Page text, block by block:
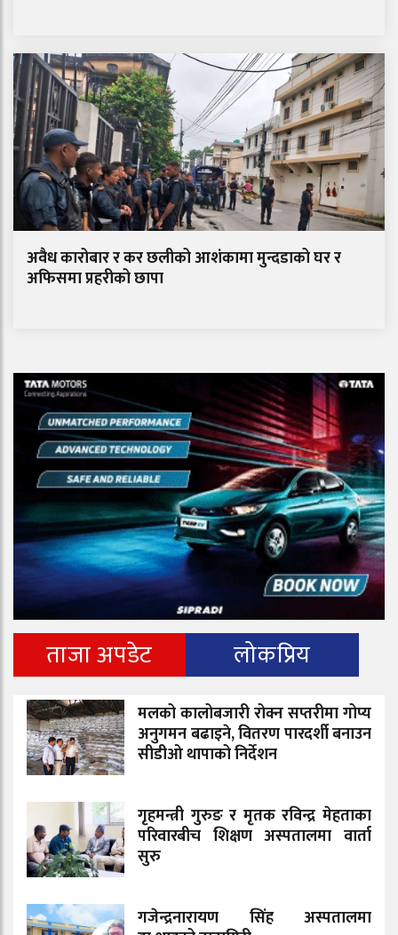
अवैध कारोबार र कर छलीको आशंकामा मुन्दडाको घर र
अफिसमा प्रहरीको छापा
ताजा अपडेट लोकप्रिय
मलको कालोबजारी रोक्न सप्तरीमा गोप्य
अनुगमन बढाइने, वितरण पारदर्शी बनाउन
सीडीओ थापाको निर्देशन
गृहमन्त्री गुरुङ र मृतक रविन्द्र मेहताका
परिवारबीच शिक्षण अस्पतालमा वार्ता
सुरु
गजेन्द्रनारायण सिंह अस्पतालमा